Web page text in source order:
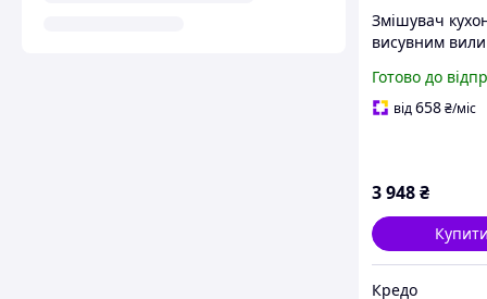
Змішувач
висувним
чорний мат,
Готово до
від658₴/міс
3 948₴
Кредо